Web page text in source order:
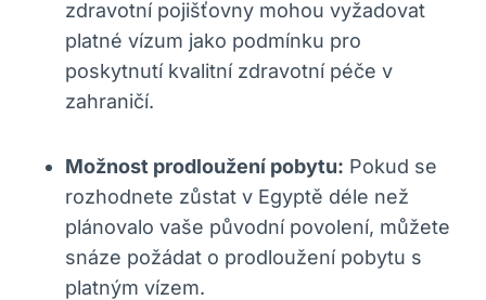
zdravotní pojišťovny mohou vyžadovat
platné vízum jako podmínku pro
poskytnutí kvalitní zdravotní péče v
zahraničí.
Možnost prodloužení pobytu: Pokud se
rozhodnete zůstat v Egyptě déle než
plánovalo vaše původní povolení, můžete
snáze požádat o prodloužení pobytu s
platným vízem.